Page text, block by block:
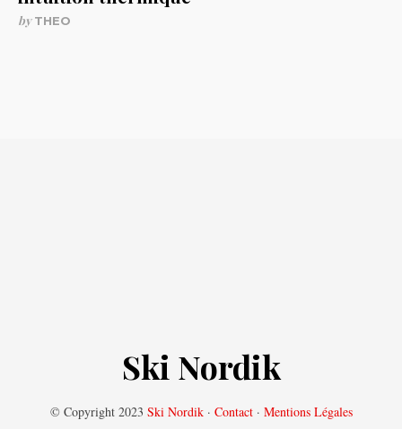
byTHEO
Ski Nordik
© Copyright 2023 Ski Nordik· Contact· Mentions Légales